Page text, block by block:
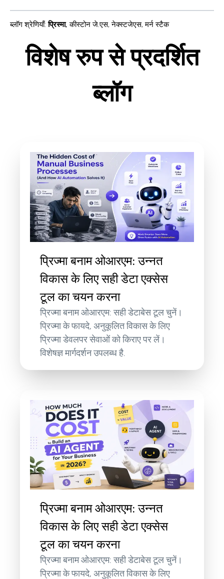
ब्लॉग श्रेणियाँ: प्रिस्मा, कीस्टोन जे.एस,नेक्स्टजेएस,मर्न स्टैक
विशेष रुप से प्रदर्शित
ब्लॉग
प्रिज्मा बनाम ओआरएम: उन्नत
विकास के लिए सही डेटा एक्सेस
टूल का चयन करना
प्रिज्मा बनाम ओआरएम: सही डेटाबेस टूल चुनें।
प्रिज्मा के फायदे, अनुकूलित विकास के लिए
प्रिज्मा डेवलपर सेवाओं को किराए पर लें।
विशेषज्ञ मार्गदर्शन उपलब्ध है.
प्रिज्मा बनाम ओआरएम: उन्नत
विकास के लिए सही डेटा एक्सेस
टूल का चयन करना
प्रिज्मा बनाम ओआरएम: सही डेटाबेस टूल चुनें।
प्रिज्मा के फायदे, अनुकूलित विकास के लिए